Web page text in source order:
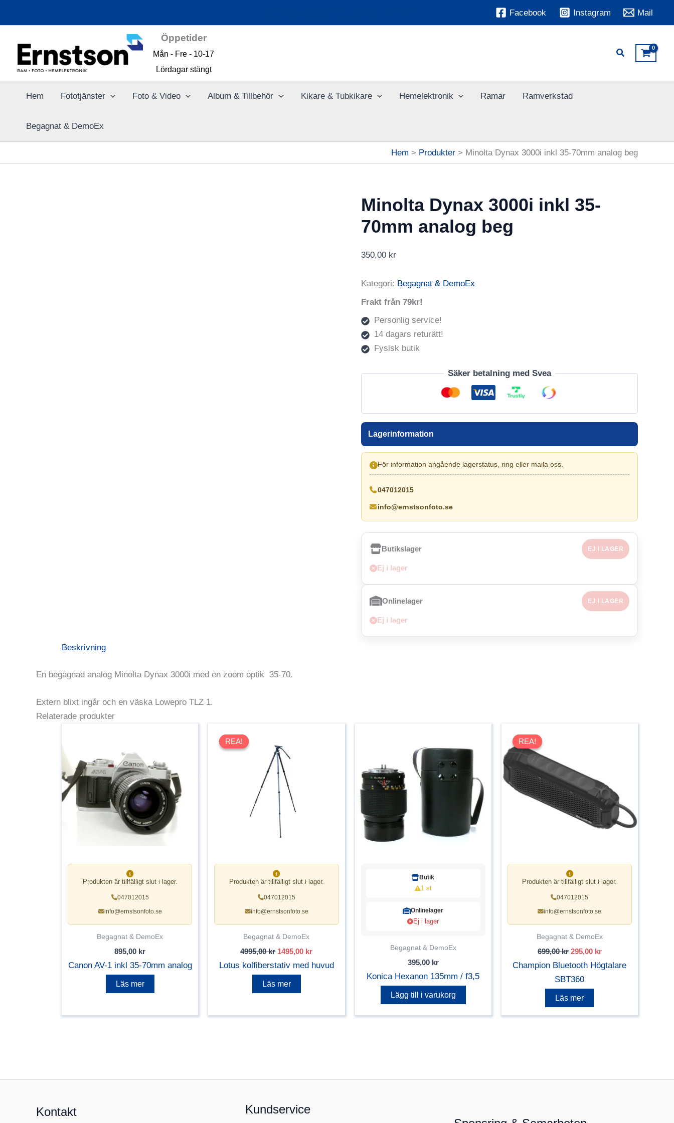
Facebook Instagram Mail
Öppetider
Mån - Fre - 10-17
Lördagar stängt
Hem Fototjänster Foto & Video Album & Tillbehör Kikare & Tubkikare Hemelektronik Ramar Ramverkstad
Begagnat & DemoEx
Hem Produkter Minolta Dynax 3000i inkl 35-70mm analog beg
Minolta Dynax 3000i inkl 35-
70mm analog beg
350,00 kr
Kategori: Begagnat & DemoEx
Frakt från 79kr!
Personlig service!
14 dagars returätt!
Fysisk butik
Säker betalning med Svea
Lagerinformation
För information angående lagerstatus, ring eller maila oss.
047012015
info@ernstsonfoto.se
Butikslager EJ I LAGER
Ej i lager
Onlinelager EJ I LAGER
Ej i lager
Beskrivning
En begagnad analog Minolta Dynax 3000i med en zoom optik 35-70.
Extern blixt ingår och en väska Lowepro TLZ 1.
Relaterade produkter
Produkten är tillfälligt slut i lager.
047012015
info@ernstsonfoto.se
Begagnat & DemoEx
895,00 kr
Canon AV-1 inkl 35-70mm analog
Läs mer
REA!
Produkten är tillfälligt slut i lager.
047012015
info@ernstsonfoto.se
REA!
Begagnat & DemoEx
4995,00kr Det
priset
var:
4995,00 kr.
1495,00 krDet
priset
Lotus kolfiberstativ med huvud
Läs mer
Butik
1 st
Onlinelager
Ej i lager
Begagnat & DemoEx
395,00 kr
Konica Hexanon 135mm / f3,5
Lägg till i varukorg
REA!
Produkten är tillfälligt slut i lager.
047012015
info@ernstsonfoto.se
REA!
Begagnat & DemoEx
699,00kr Det
priset
var:
699,00 kr.
295,00 krDet
priset
Champion Bluetooth Högtalare
SBT360
Läs mer
Kontakt
Kundservice